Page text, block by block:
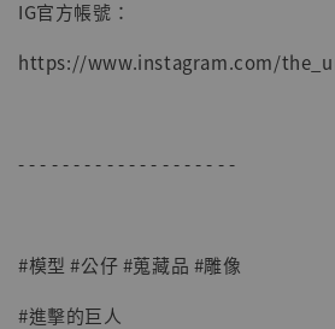
IG官方帳號：
https://www.instagram.com/
- - - - - - - - - - - - - - - - - - - -
#模型 #公仔 #蒐藏品 #雕像
#進擊的巨人